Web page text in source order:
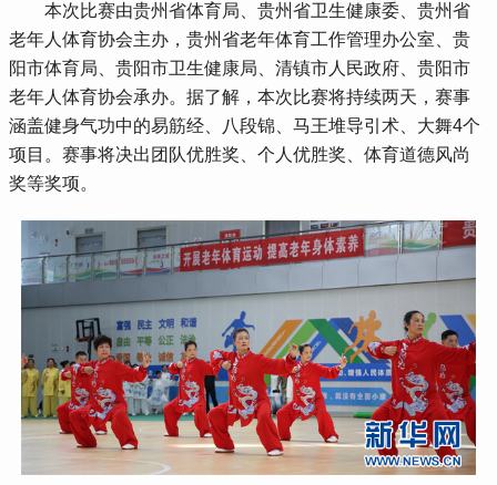
本次比赛由贵州省体育局、贵州省卫生健康委、贵州省
老年人体育协会主办，贵州省老年体育工作管理办公室、贵
阳市体育局、贵阳市卫生健康局、清镇市人民政府、贵阳市
老年人体育协会承办。据了解，本次比赛将持续两天，赛事
涵盖健身气功中的易筋经、八段锦、马王堆导引术、大舞4个
项目。赛事将决出团队优胜奖、个人优胜奖、体育道德风尚
奖等奖项。